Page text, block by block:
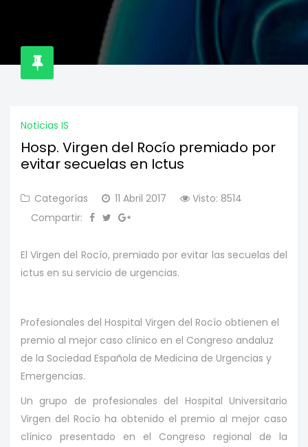
Noticias IS
Hosp. Virgen del Rocío premiado por
evitar secuelas en Ictus
Categorías 11 Abril 2017
Visto: 8514
Compartir:
El Virgen del Rocío, premiado por evitar las secuelas del
ictus en su servicio de urgencias.
Profesionales del Hospital Virgen del Rocío obtienen el
premio al mejor caso clínico en el Congreso andaluz
de la Sociedad Española de Medicina de Urgencias y
Emergencias.
Un grupo de profesionales del Hospital Universitario
Virgen del Rocío ha obtenido el premio al mejor caso
clínico presentado en el Congreso regional de la